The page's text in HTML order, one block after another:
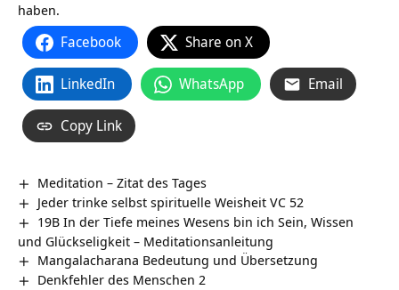
haben.
Facebook Share on X
LinkedIn WhatsApp Email
Copy Link
Meditation – Zitat des Tages
Jeder trinke selbst spirituelle Weisheit VC 52
19B In der Tiefe meines Wesens bin ich Sein, Wissen
und Glückseligkeit – Meditationsanleitung
Mangalacharana Bedeutung und Übersetzung
Denkfehler des Menschen 2